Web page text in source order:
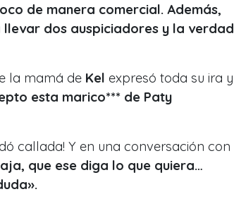
de manera comercial. Además,
dos auspiciadores y la verdad
la mamá de Kel expresó toda su ira y
esta marico*** de Paty
callada! Y en una conversación con
que ese diga lo que quiera…